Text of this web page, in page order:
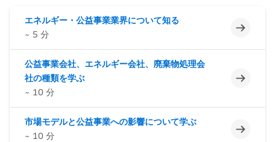
エネルギー・公益事業業界について知る
~ 5 分
未完了
公益事業会社、エネルギー会社、廃棄物処理会
社の種類を学ぶ
~ 10 分
未完了
市場モデルと公益事業への影響について学ぶ
~ 10 分
未完了